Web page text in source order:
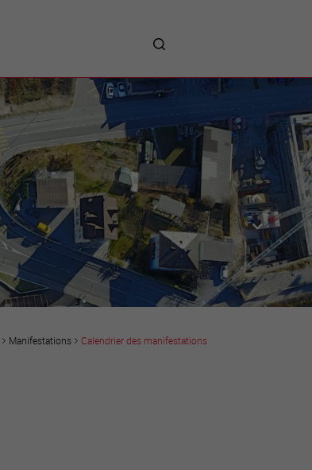
Prestations
Avantages
Unternehmen :
Willkommen!
Companies : Welcome!
Imprese : benvenute!
Manifestations Calendrier des manifestations